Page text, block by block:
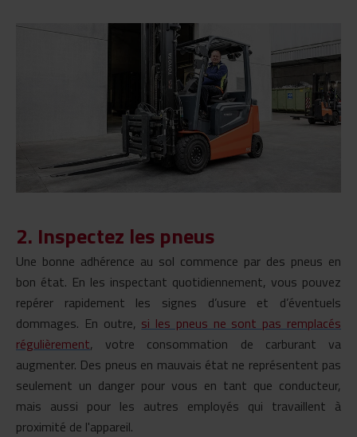
2. Inspectez les pneus
Une bonne adhérence au sol commence par des pneus en
bon état. En les inspectant quotidiennement, vous pouvez
repérer rapidement les signes d’usure et d’éventuels
dommages. En outre, si les pneus ne sont pas remplacés
régulièrement, votre consommation de carburant va
augmenter. Des pneus en mauvais état ne représentent pas
seulement un danger pour vous en tant que conducteur,
mais aussi pour les autres employés qui travaillent à
proximité de l'appareil.